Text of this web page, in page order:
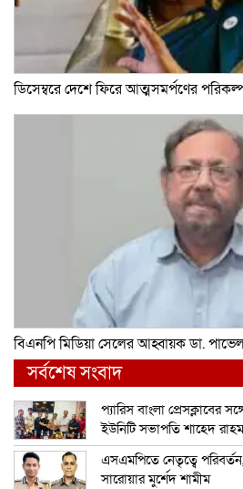
ডিসেম্বরে দেশে ফিরে আত্মসমর্পণের
বিএনপি মিডিয়া সেলের আহ্বায়ক ডা.
সর্বশেষ সংবাদ
প্যারিস বাংলা প্রেসক্লাবের
ইউনিটি সভাপতি শাহেদ
এসএমপিতে নেতৃত্বে
সারোয়ার মুর্শেদ শামীম